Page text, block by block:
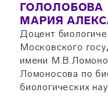
ГОЛОЛОБОВА
МАРИЯ
Доцент
Московского
имени
Ломоносова по
биологических